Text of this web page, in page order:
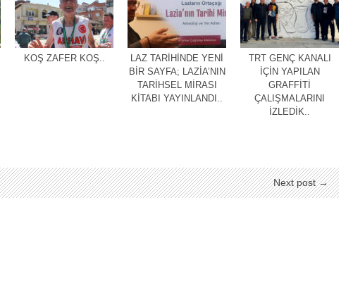
KOŞ ZAFER KOŞ..
LAZ TARİHİNDE YENİ
BİR SAYFA; LAZİA’NIN
TARİHSEL MİRASI
KİTABI YAYINLANDI..
TRT GENÇ KANALI
İÇİN YAPILAN
GRAFFİTİ
ÇALIŞMALARINI
İZLEDİK..
Next post →